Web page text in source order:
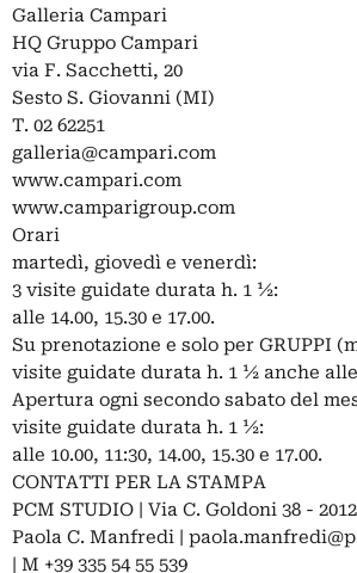
Galleria Campari
HQ Gruppo Campari
via F. Sacchetti, 20
Sesto S. Giovanni (MI)
T. 02 62251
galleria@campari.com
www.campari.com
www.camparigroup.com
Orari
martedì, giovedì e venerdì:
3 visite guidate durata h. 1 ½:
alle 14.00, 15.30 e 17.00.
Su prenotazione e solo per GRUPPI
visite guidate durata h. 1 ½ anche alle
Apertura ogni secondo sabato del
visite guidate durata h. 1 ½:
alle 10.00, 11:30, 14.00, 15.30 e 17.00.
CONTATTI PER LA STAMPA
PCM STUDIO | Via C. Goldoni 38 -
Paola C. Manfredi |
| M +39 335 54 55 539